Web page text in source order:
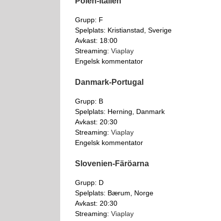
Grupp: F
Spelplats: Kristianstad, Sverige
Avkast: 18:00
Streaming: Viaplay
Engelsk kommentator
Danmark-Portugal
Grupp: B
Spelplats: Herning, Danmark
Avkast: 20:30
Streaming: Viaplay
Engelsk kommentator
Slovenien-Färöarna
Grupp: D
Spelplats: Bærum, Norge
Avkast: 20:30
Streaming: Viaplay